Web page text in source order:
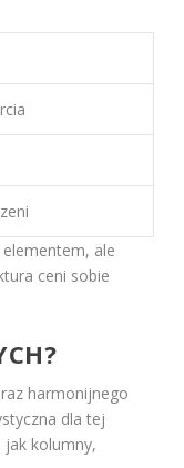
ale
ceni sobie
harmonijnego
dla tej
jak kolumny,